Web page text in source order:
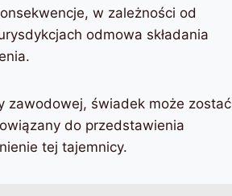
w zależności od
odmowa składania
zawodowej, świadek może zostać
do przedstawienia
tej tajemnicy.